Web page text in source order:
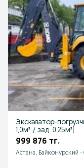
Экскаватор-
1,0м³ / зад. 0,25м³)
999 876 тг.
Астана, Байконурский -